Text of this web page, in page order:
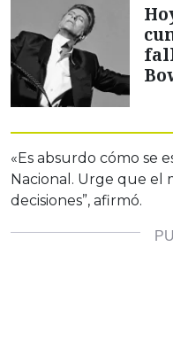
«Es absurdo cómo se
Nacional. Urge que el
decisiones”, afirmó.